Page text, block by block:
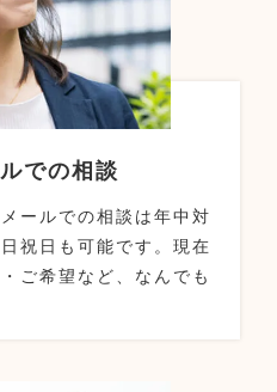
での相談
ールでの相談は年中対
祝日も可能です。現在
ご希望など、なんでも